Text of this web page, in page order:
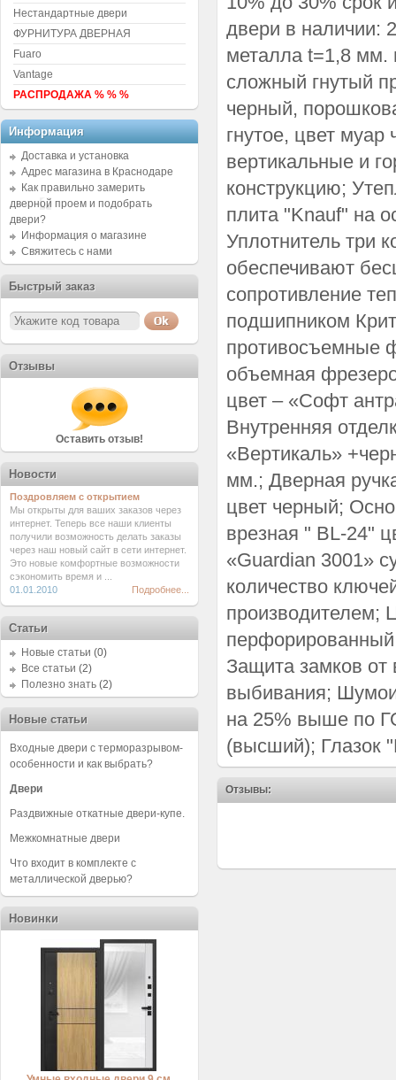
двери в наличии:
металла t=1,8 мм.
сложный гнутый
черный,
гнутое, цвет
вертикальные и
конструкцию;
плита "Knauf" на
Уплотнитель три
обеспечивают
сопротивление
подшипником
противосъемные
объемная
цвет – «Софт
Внутренняя
«Вертикаль»
мм.; Дверная
цвет черный;
врезная " BL-24"
«Guardian 3001»
количество
производителем;
Защита замков
выбивания;
на 25% выше по
(высший); Глазок
Отзывы:
Нестандартные двери
ФУРНИТУРА ДВЕРНАЯ
Fuaro
Vantage
РАСПРОДАЖА % % %
Информация
Доставка и установка
Адрес магазина в Краснодаре
Как правильно замерить
дверной проем и подобрать
двери?
Информация о магазине
Свяжитесь с нами
Быстрый заказ
Отзывы
Оставить отзыв!
Новости
Поздровляем с открытием
Мы открыты для ваших заказов через
интернет. Теперь все наши клиенты
получили возможность делать заказы
через наш новый сайт в сети интернет.
Это новые комфортные возможности
сэкономить время и ...
01.01.2010
Подробнее...
Статьи
Новые статьи (0)
Все статьи (2)
Полезно знать (2)
Новые статьи
Входные двери с терморазрывом-
особенности и как выбрать?
Двери
Раздвижные откатные двери-купе.
Межкомнатные двери
Что входит в комплекте с
металлической дверью?
Новинки